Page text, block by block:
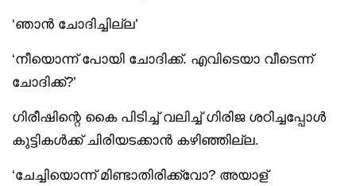
‘ഞാൻ ചോദിച്ചില്ല’
‘നീയൊന്ന് പോയി ചോദിക്ക്. എവിടെയാ വീടെന്ന്
ചോദിക്ക്?’
ഗിരീഷിന്റെ കൈ പിടിച്ച് വലിച്ച് ഗിരിജ ശഠിച്ചപ്പോൾ
കുട്ടികൾക്ക് ചിരിയടക്കാൻ കഴിഞ്ഞില്ല.
‘ചേച്ചിയൊന്ന് മിണ്ടാതിരിക്ക്വോ? അയാള്